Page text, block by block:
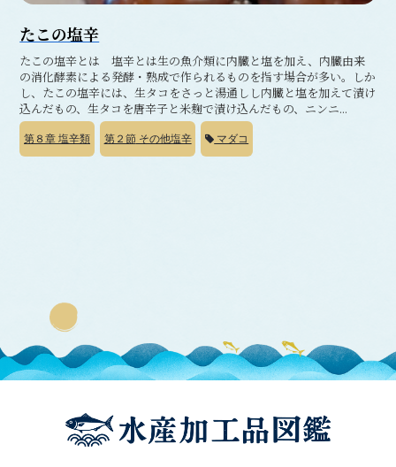
たこの塩辛
たこの塩辛とは 塩辛とは生の魚介類に内臓と塩を加え、内臓由来
の消化酵素による発酵・熟成で作られるものを指す場合が多い。しか
し、たこの塩辛には、生タコをさっと湯通しし内臓と塩を加えて漬け
込んだもの、生タコを唐辛子と米麹で漬け込んだもの、ニンニ...
第８章 塩辛類 第２節その他塩辛 マダコ